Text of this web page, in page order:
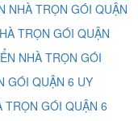
NHÀ TRỌN GÓI QUẬN
TRỌN GÓI QUẬN
NHÀ TRỌN GÓI
GÓI QUẬN 6 UY
TRỌN GÓI QUẬN 6